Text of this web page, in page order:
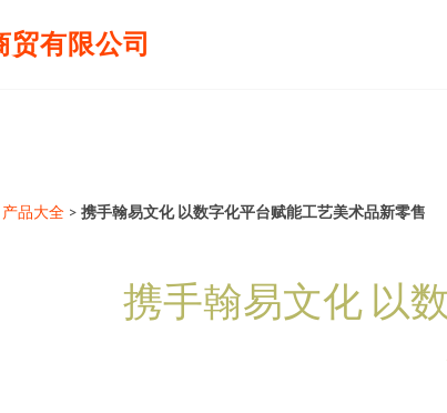
贸有限公司
产品大全 > 携手翰易文化 以数字化平台赋能工艺美术品新零售
携手翰易文化 以